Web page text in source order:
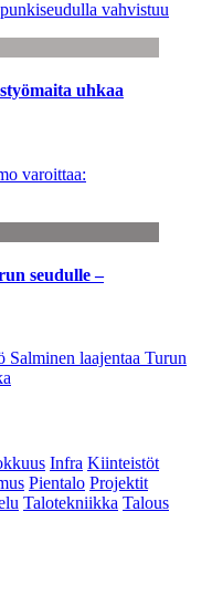
vahvistuu
uhkaa
varoittaa:
seudulle –
laajentaa Turun
Infra Kiinteistöt
Pientalo Projektit
Talotekniikka Talous